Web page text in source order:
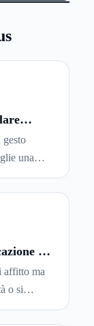
in
una
senza
minuti,
si sta
in
affitto ma
o si
cui si